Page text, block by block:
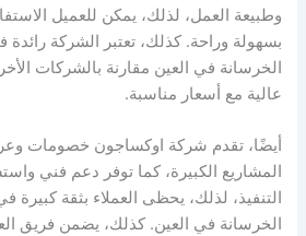
وطبيعة العمل، لذلك، يمكن للعميل
بسهولة وراحة. كذلك، تعتبر الشركة
الخرسانة في العين مقارنة بالشركات
عالية مع أسعار مناسبة.
أيضًا، تقدم شركة اوكساجون خصومات
المشاريع الكبيرة، كما توفر دعم فني
التنفيذ، لذلك، يحظى العملاء بثقة
الخرسانة في العين. كذلك، يضمن فريق